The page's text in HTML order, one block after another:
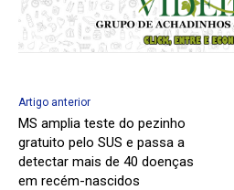
Artigo anterior
MS amplia teste do pezinho
gratuito pelo SUS e passa a
detectar mais de 40 doenças
em recém-nascidos